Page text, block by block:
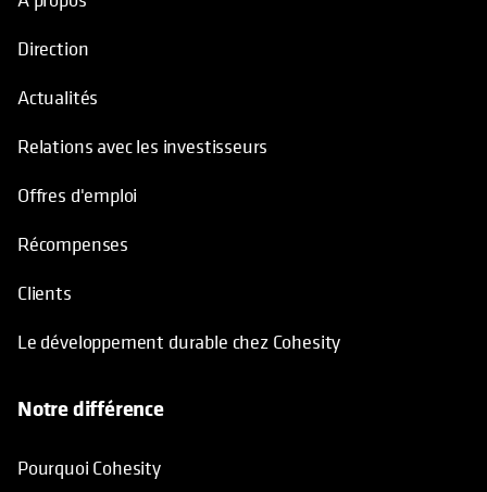
Direction
Actualités
Relations avec les investisseurs
Offres d'emploi
Récompenses
Clients
Le développement durable chez Cohesity
Notre différence
Pourquoi Cohesity